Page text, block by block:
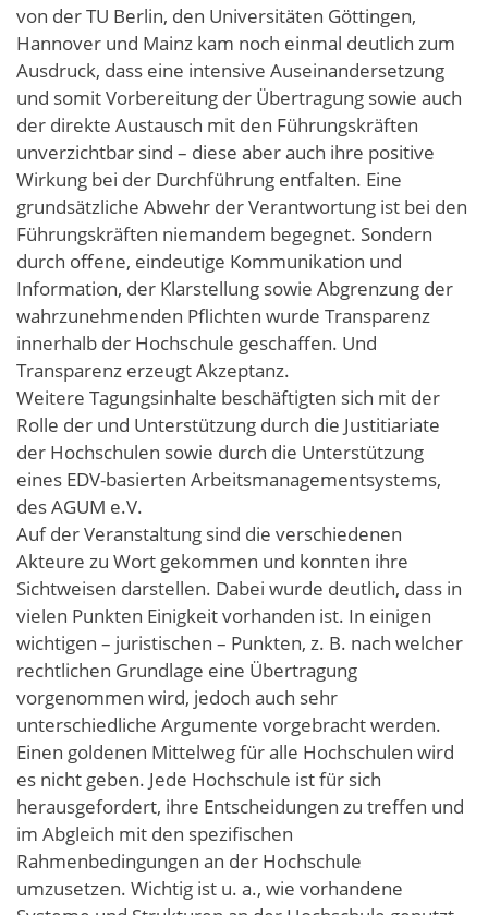
von der TU Berlin, den Universitäten Göttingen,
Hannover und Mainz kam noch einmal deutlich zum
Ausdruck, dass eine intensive Auseinandersetzung
und somit Vorbereitung der Übertragung sowie auch
der direkte Austausch mit den Führungskräften
unverzichtbar sind – diese aber auch ihre positive
Wirkung bei der Durchführung entfalten. Eine
grundsätzliche Abwehr der Verantwortung ist bei den
Führungskräften niemandem begegnet. Sondern
durch offene, eindeutige Kommunikation und
Information, der Klarstellung sowie Abgrenzung der
wahrzunehmenden Pflichten wurde Transparenz
innerhalb der Hochschule geschaffen. Und
Transparenz erzeugt Akzeptanz.
Weitere Tagungsinhalte beschäftigten sich mit der
Rolle der und Unterstützung durch die Justitiariate
der Hochschulen sowie durch die Unterstützung
eines EDV-basierten Arbeitsmanagementsystems,
des AGUM e.V.
Auf der Veranstaltung sind die verschiedenen
Akteure zu Wort gekommen und konnten ihre
Sichtweisen darstellen. Dabei wurde deutlich, dass in
vielen Punkten Einigkeit vorhanden ist. In einigen
wichtigen – juristischen – Punkten, z. B. nach welcher
rechtlichen Grundlage eine Übertragung
vorgenommen wird, jedoch auch sehr
unterschiedliche Argumente vorgebracht werden.
Einen goldenen Mittelweg für alle Hochschulen wird
es nicht geben. Jede Hochschule ist für sich
herausgefordert, ihre Entscheidungen zu treffen und
im Abgleich mit den spezifischen
Rahmenbedingungen an der Hochschule
umzusetzen. Wichtig ist u. a., wie vorhandene